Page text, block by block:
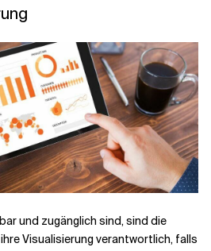
und zugänglich sind, sind die
Visualisierung verantwortlich, falls